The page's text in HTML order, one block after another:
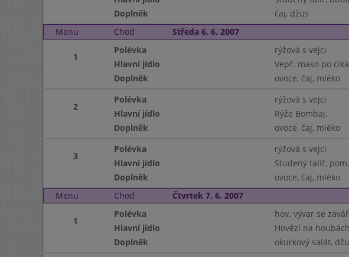
Doplněk
čaj, džus
Menu
Chod Středa 6. 6. 2007
1
Polévka
rýžová s vejci
Hlavní jídlo
Vepř. maso po
Doplněk
ovoce, čaj, mléko
2
Polévka
rýžová s vejci
Hlavní jídlo
Rýže Bombaj,
Doplněk
ovoce, čaj, mléko
3
Polévka
rýžová s vejci
Hlavní jídlo
Studený talíř,
Doplněk
ovoce, čaj, mléko
Menu
Chod Čtvrtek 7. 6. 2007
1
Polévka
hov. vývar se
Hlavní jídlo
Hovězí na
Doplněk
okurkový salát,